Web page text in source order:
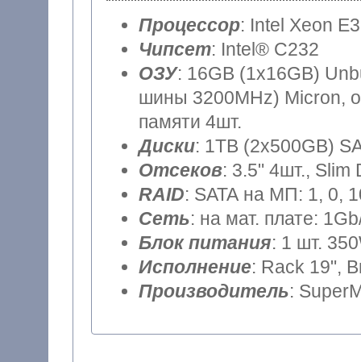
Процессор: Intel Xeon
Чипсет: Intel® C232
ОЗУ: 16GB (1x16GB)
шины 3200MHz) Micron,
памяти 4шт.
Диски: 1TB (2x500GB)
Отсеков: 3.5" 4шт., Slim
RAID: SATA на МП: 1, 0,
Сеть: на мат. плате:
Блок питания: 1 шт.
Исполнение: Rack 19",
Производитель: